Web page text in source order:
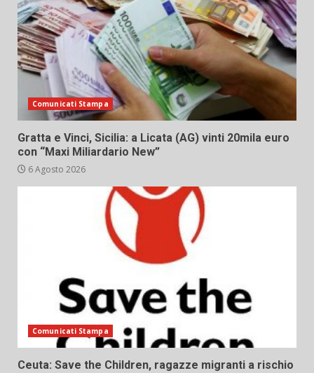
Comunicati Stampa
Gratta e Vinci, Sicilia: a Licata (AG) vinti 20mila euro
con “Maxi Miliardario New”
6 Agosto 2026
Comunicati Stampa
Ceuta: Save the Children, ragazze migranti a rischio